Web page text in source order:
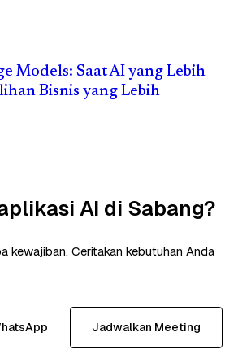
Models: Saat AI yang Lebih
Bisnis yang Lebih
AI di Sabang?
kewajiban. Ceritakan kebutuhan Anda
Jadwalkan Meeting